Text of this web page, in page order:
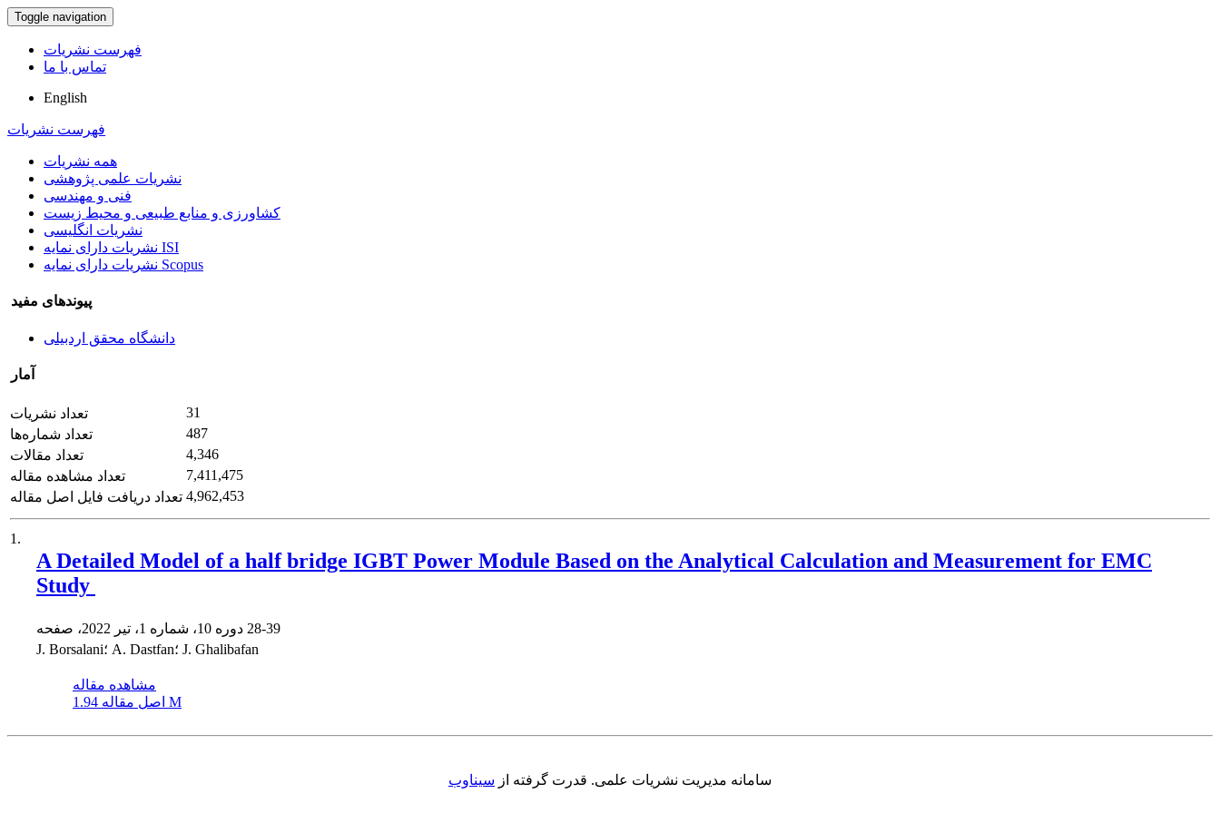
Toggle navigation
فهرست نشریات
تماس با ما
English
فهرست نشریات
همه نشریات
نشریات علمی پژوهشی
فنی و مهندسی
کشاورزی و منابع طبیعی و محیط زیست
نشریات انگلیسی
نشریات دارای نمایه ISI
نشریات دارای نمایه Scopus
پیوندهای مفید
دانشگاه محقق اردبیلی
آمار
تعداد نشریات
31
تعداد شماره‌ها
487
تعداد مقالات
4,346
تعداد مشاهده مقاله
7,411,475
تعداد دریافت فایل اصل مقاله 4,962,453
1.
A Detailed Model of a half bridge IGBT Power Module Based on the Analytical ‎Calculation and Measurement for EMC
Study ‎
28-39
J. Borsalani؛ A. Dastfan؛ J. Ghalibafan
مشاهده مقاله
اصل مقاله 1.94 M
سامانه مدیریت نشریات علمی. قدرت گرفته از سیناوب